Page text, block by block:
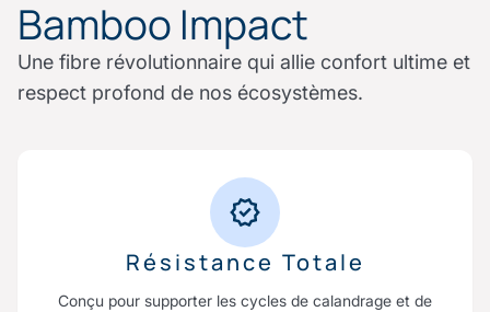
Bamboo Impact
Une fibre révolutionnaire qui allie confort ultime et
respect profond de nos écosystèmes.
Résistance Totale
Conçu pour supporter les cycles de calandrage et de